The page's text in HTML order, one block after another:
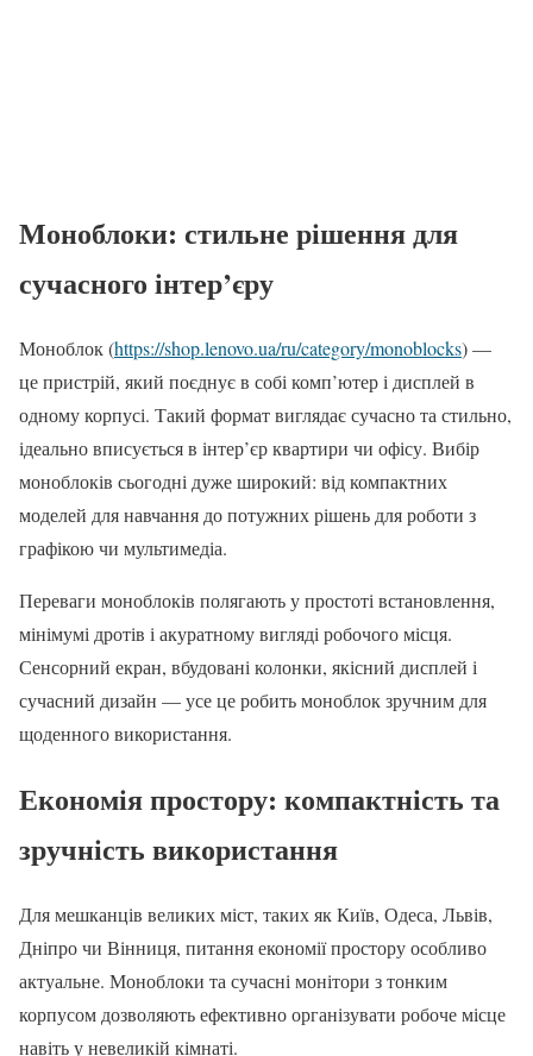
Моноблоки: стильне рішення для
сучасного інтер’єру
Моноблок (https://shop.lenovo.ua/ru/category/monoblocks) —
це пристрій, який поєднує в собі комп’ютер і дисплей в
одному корпусі. Такий формат виглядає сучасно та стильно,
ідеально вписується в інтер’єр квартири чи офісу. Вибір
моноблоків сьогодні дуже широкий: від компактних
моделей для навчання до потужних рішень для роботи з
графікою чи мультимедіа.
Переваги моноблоків полягають у простоті встановлення,
мінімумі дротів і акуратному вигляді робочого місця.
Сенсорний екран, вбудовані колонки, якісний дисплей і
сучасний дизайн — усе це робить моноблок зручним для
щоденного використання.
Економія простору: компактність та
зручність використання
Для мешканців великих міст, таких як Київ, Одеса, Львів,
Дніпро чи Вінниця, питання економії простору особливо
актуальне. Моноблоки та сучасні монітори з тонким
корпусом дозволяють ефективно організувати робоче місце
навіть у невеликій кімнаті.